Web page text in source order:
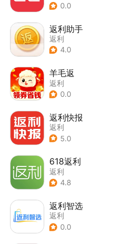
0.0
返利助手
返利
4.0
羊毛返
返利
0.0
返利快报
返利
5.0
618返利
返利
4.8
返利智选
返利
0.0